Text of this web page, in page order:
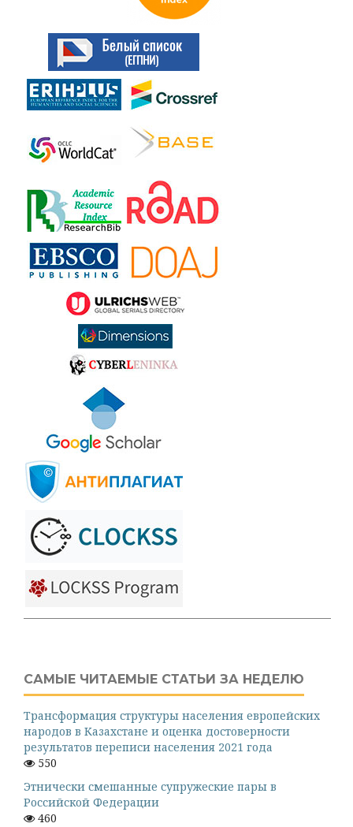
САМЫЕ ЧИТАЕМЫЕ СТАТЬИ ЗА НЕДЕЛЮ
Трансформация структуры населения европейских
народов в Казахстане и оценка достоверности
результатов переписи населения 2021 года
550
Этнически смешанные супружеские пары в
Российской Федерации
460